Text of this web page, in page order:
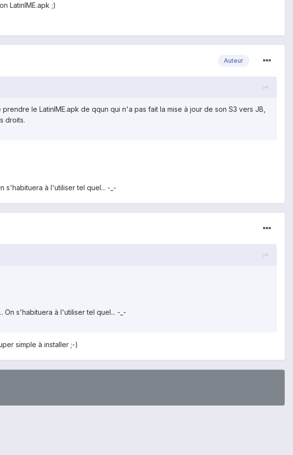
LatinIME.apk ;)
Auteur
le LatinIME.apk de qqun qui n'a pas fait la mise à jour de son S3 vers JB,
droits.
s'habituera à l'utiliser tel quel... -_-
s'habituera à l'utiliser tel quel... -_-
simple à installer ;-)